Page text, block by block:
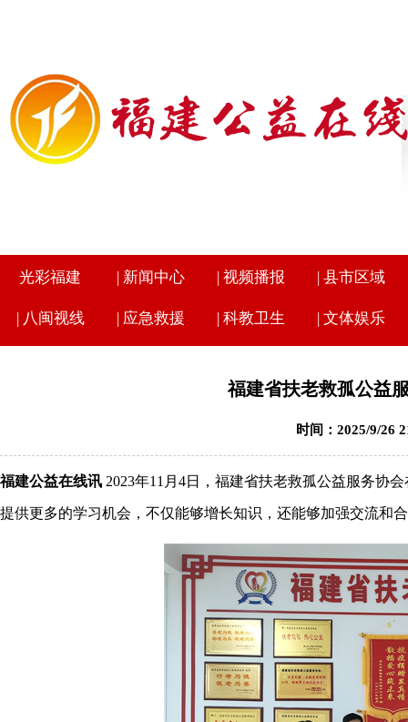
光彩福建 | 新闻中心 | 视频播报 | 县市区域
| 八闽视线 | 应急救援 | 科教卫生 | 文体娱乐
福建省扶老救孤公益
时间：2025/9/26
福建公益在线讯 2023年11月4日，福建省扶老救孤公益服务协
提供更多的学习机会，不仅能够增长知识，还能够加强交流和